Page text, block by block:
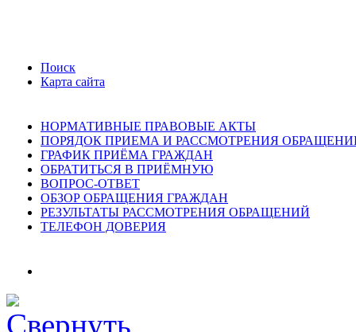
Поиск
Карта сайта
НОРМАТИВНЫЕ ПРАВОВЫЕ АКТЫ
ПОРЯДОК ПРИЕМА И РАССМОТРЕНИЯ
ГРАФИК ПРИЁМА ГРАЖДАН
ОБРАТИТЬСЯ В ПРИЁМНУЮ
ВОПРОС-ОТВЕТ
ОБЗОР ОБРАЩЕНИЯ ГРАЖДАН
РЕЗУЛЬТАТЫ РАССМОТРЕНИЯ ОБРАЩЕНИЙ
ТЕЛЕФОН ДОВЕРИЯ